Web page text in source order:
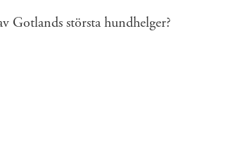
Gotlands största hundhelger?